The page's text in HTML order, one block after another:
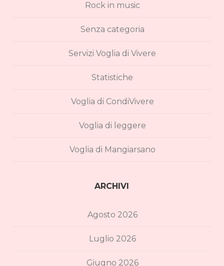
Rock in music
Senza categoria
Servizi Voglia di Vivere
Statistiche
Voglia di CondiVivere
Voglia di leggere
Voglia di Mangiarsano
ARCHIVI
Agosto 2026
Luglio 2026
Giugno 2026